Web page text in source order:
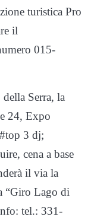
turistica Pro
il
015-
Serra, la
24, Expo
3 dj;
cena a base
il via la
“Giro Lago di
tel.: 331-